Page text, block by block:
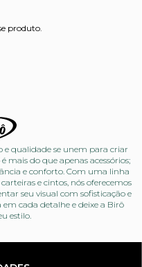
produto.
e qualidade se unem para criar
mais do que apenas acessórios;
e conforto. Com uma linha
e cintos, nós oferecemos
seu visual com sofisticação e
cada detalhe e deixe a Birô
estilo.